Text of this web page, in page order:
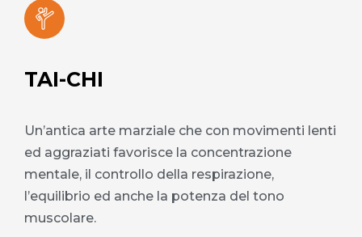
TAI-CHI
Un’antica arte marziale che con movimenti lenti
ed aggraziati favorisce la concentrazione
mentale, il controllo della respirazione,
l’equilibrio ed anche la potenza del tono
muscolare.